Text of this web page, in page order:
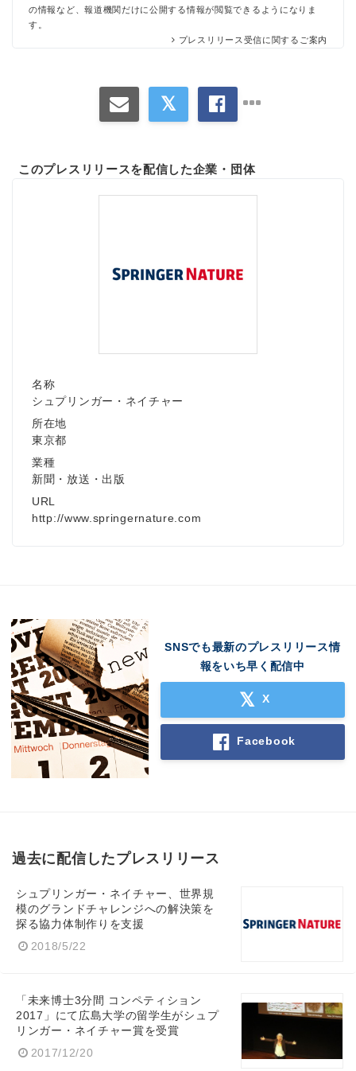
の情報など、報道機関だけに公開する情報が閲覧できるようになりま
す。
プレスリリース受信に関するご案内
このプレスリリースを配信した企業・団体
名称
シュプリンガー・ネイチャー
所在地
東京都
業種
新聞・放送・出版
URL
http://www.springernature.com
SNSでも最新のプレスリリース情
報をいち早く配信中
X
Facebook
過去に配信したプレスリリース
シュプリンガー・ネイチャー、世界規
模のグランドチャレンジへの解決策を
探る協力体制作りを支援
2018/5/22
「未来博士3分間 コンペティション
2017」にて広島大学の留学生がシュプ
リンガー・ネイチャー賞を受賞
2017/12/20